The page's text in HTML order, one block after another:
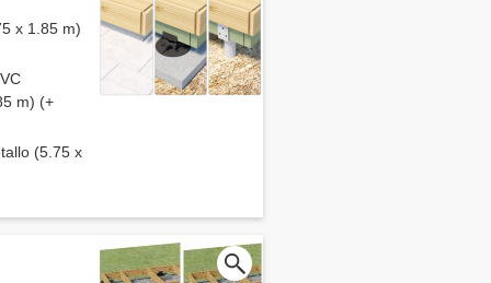
x 1.85 m)
m) (+
(5.75 x